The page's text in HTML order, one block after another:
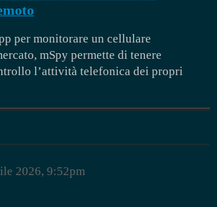
per monitorare un cellulare
mSpy permette di tenere
l’attività telefonica dei propri
2026, 9:52pm